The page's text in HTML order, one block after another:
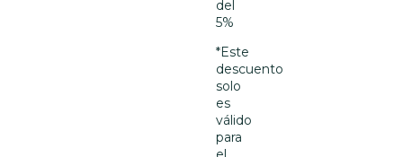
del
5%
*Este
descuento
solo
es
válido
para